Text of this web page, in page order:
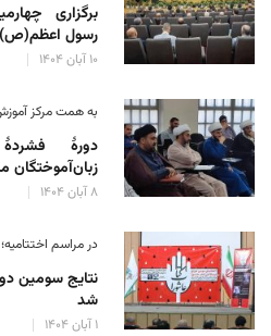
برگزاری
رسول
۱۰ آبان ۱۴۰۴
به همت مرکز
دورهٔ
زبان‌آموختگان
۸ آبان ۱۴۰۴
در مراسم اختتامیه؛
نتایج سومین
شد
۱ آبان ۱۴۰۴